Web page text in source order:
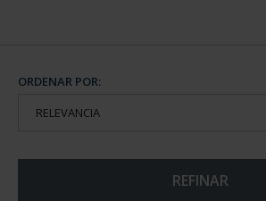
ORDENAR POR:
REFINAR